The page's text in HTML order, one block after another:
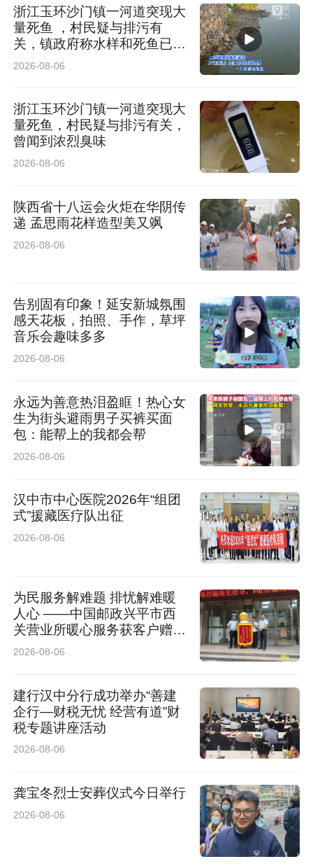
浙江玉环沙门镇一河道突现大
量死鱼 ，村民疑与排污有
关，镇政府称水样和死鱼已送
检
2026-08-06
浙江玉环沙门镇一河道突现大
量死鱼，村民疑与排污有关，
曾闻到浓烈臭味
2026-08-06
陕西省十八运会火炬在华阴传
递 孟思雨花样造型美又飒
2026-08-06
告别固有印象！延安新城氛围
感天花板，拍照、手作，草坪
音乐会趣味多多
2026-08-06
永远为善意热泪盈眶！热心女
生为街头避雨男子买裤买面
包：能帮上的我都会帮
2026-08-06
汉中市中心医院2026年“组团
式”援藏医疗队出征
2026-08-06
为民服务解难题 排忧解难暖
人心 ——中国邮政兴平市西
关营业所暖心服务获客户赠送
锦旗
2026-08-06
建行汉中分行成功举办“善建
企行—财税无忧 经营有道”财
税专题讲座活动
2026-08-06
龚宝冬烈士安葬仪式今日举行
2026-08-06